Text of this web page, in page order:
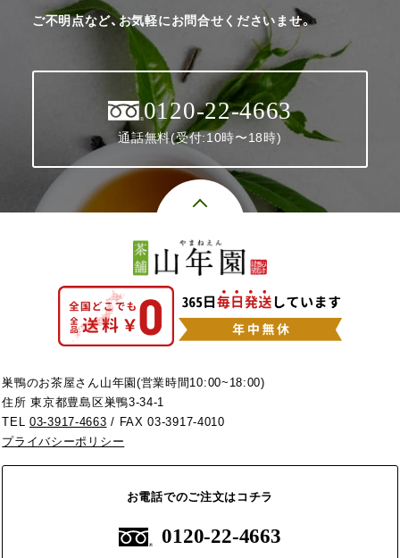
ご不明点など、お気軽にお問合せくださいませ。
0120-22-4663
通話無料(受付:10時〜18時)
巣鴨のお茶屋さん山年園(営業時間10:00~18:00)
住所 東京都豊島区巣鴨3-34-1
TEL03-3917-4663 / FAX 03-3917-4010
プライバシーポリシー
お電話でのご注文はコチラ
0120-22-4663